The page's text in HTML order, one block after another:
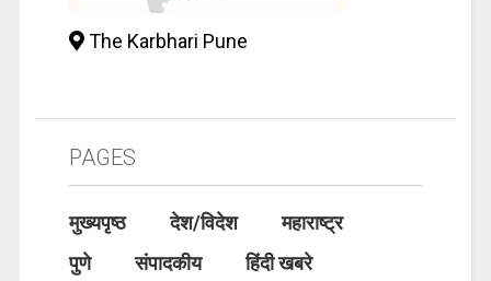
The Karbhari Pune
PAGES
मुख्यपृष्ठ देश/विदेश
महाराष्ट्र
पुणे
संपादकीय
हिंदी खबरे